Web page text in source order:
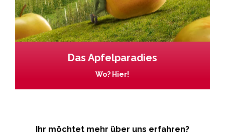
Das Apfelparadies
Wo? Hier!
Ihr möchtet mehr über uns erfahren?